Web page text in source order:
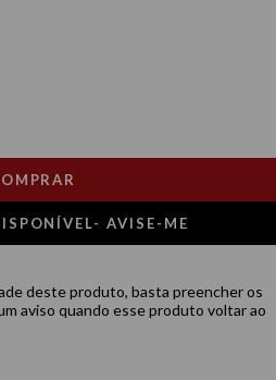
AVISE-ME
deste produto, basta preencher os
aviso quando esse produto voltar ao